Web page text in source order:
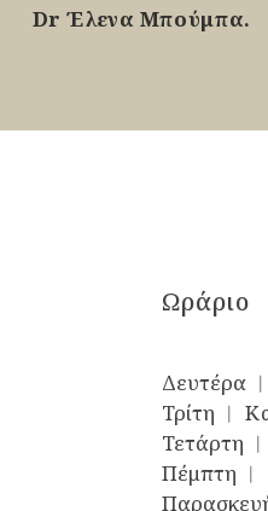
Dr Έλενα Μπούμπα.
Ωράριο
Δευτέρα
Τρίτη ︱
Τετάρτη
Πέμπτη ︱